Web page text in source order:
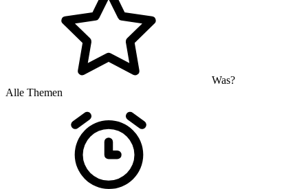
Was?
Alle Themen